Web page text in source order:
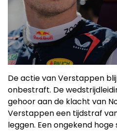
De actie van Verstappen
onbestraft. De
gehoor aan de klacht van
Verstappen een tijdstraf
leggen. Een ongekend hoge